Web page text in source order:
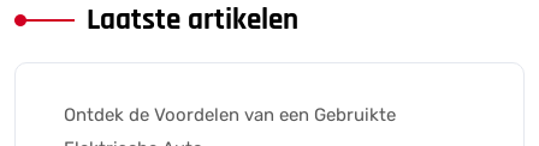
Laatste artikelen
Ontdek de Voordelen van een Gebruikte